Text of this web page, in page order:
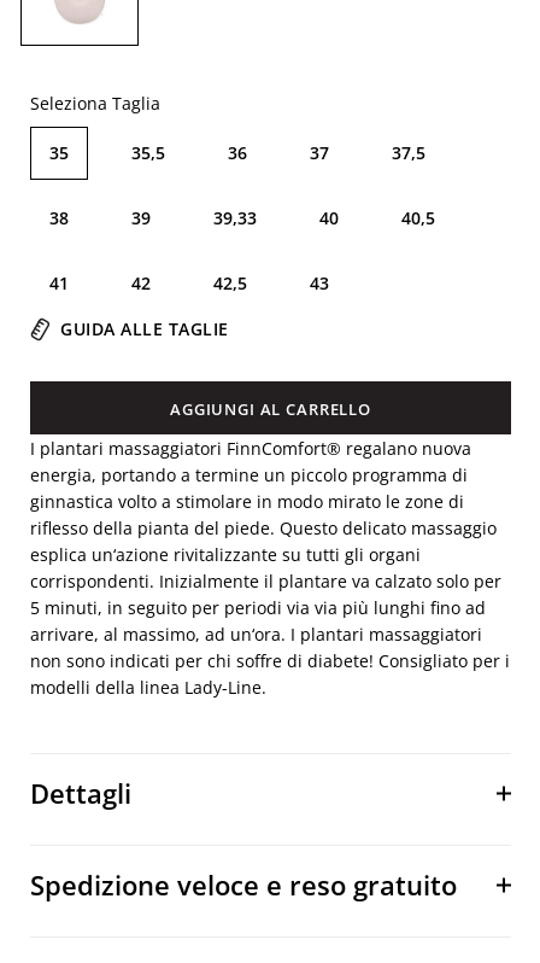
Seleziona Taglia
35 35,5 36 37 37,5
38 39 39,33 40 40,5
41 42 42,5
43
GUIDA ALLE TAGLIE
AGGIUNGI AL CARRELLO
I plantari massaggiatori FinnComfort® regalano nuova
energia, portando a termine un piccolo programma di
ginnastica volto a stimolare in modo mirato le zone di
riflesso della pianta del piede. Questo delicato massaggio
esplica un‘azione rivitalizzante su tutti gli organi
corrispondenti. Inizialmente il plantare va calzato solo per
5 minuti, in seguito per periodi via via più lunghi fino ad
arrivare, al massimo, ad un‘ora. I plantari massaggiatori
non sono indicati per chi soffre di diabete! Consigliato per i
modelli della linea Lady-Line.
Dettagli
Spedizione veloce e reso gratuito